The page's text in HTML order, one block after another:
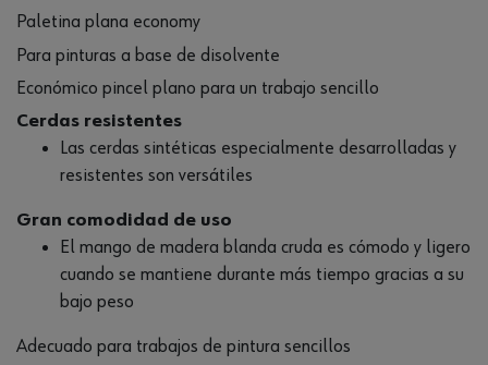
Paletina plana economy
Para pinturas a base de disolvente
Económico pincel plano para un trabajo sencillo
Cerdas resistentes
Las cerdas sintéticas especialmente desarrolladas y
resistentes son versátiles
Gran comodidad de uso
El mango de madera blanda cruda es cómodo y ligero
cuando se mantiene durante más tiempo gracias a su
bajo peso
Adecuado para trabajos de pintura sencillos